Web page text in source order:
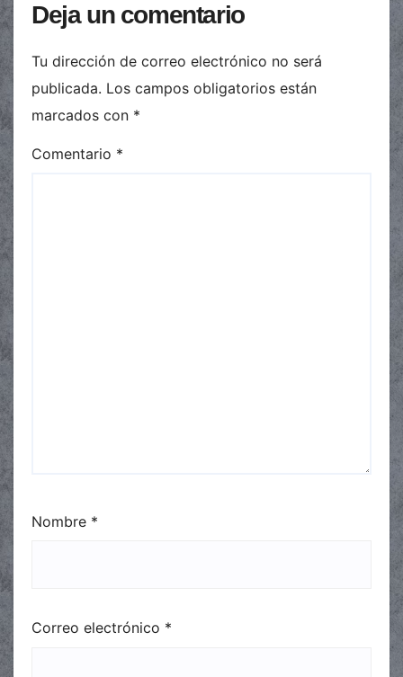
Deja un comentario
Tu dirección de correo electrónico no será
publicada. Los campos obligatorios están
marcados con *
Comentario *
Nombre *
Correo electrónico *